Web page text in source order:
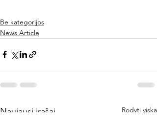
Be kategorijos
News Article
Naujausi įrašai Rodyti viską